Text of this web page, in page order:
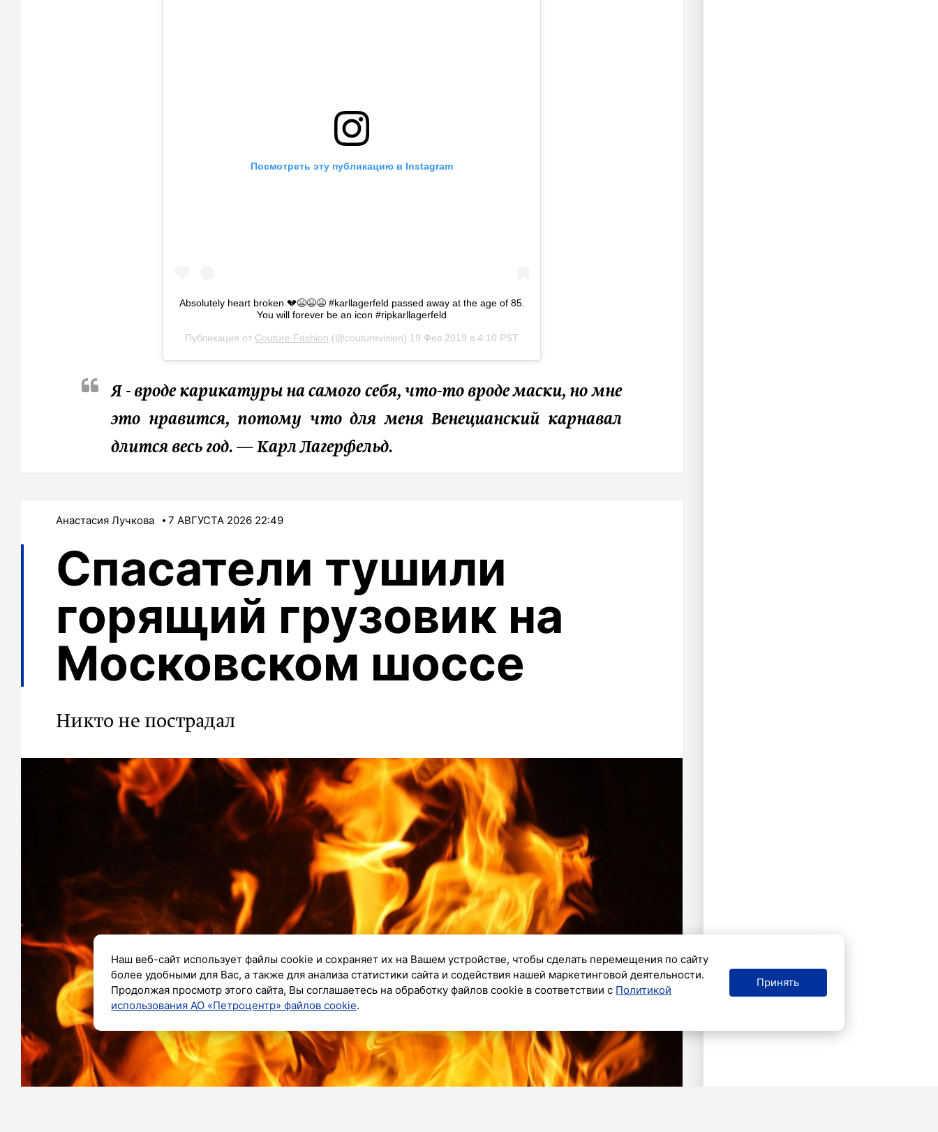
Посмотреть эту публикацию в Instagram
Absolutely heart broken 💔😫😫😫 #karllagerfeld passed away at the age of 85.
You will forever be an icon #ripkarllagerfeld
Публикация от Couture Fashion (@couturevision) 19 Фев 2019 в 4:10 PST
Я - вроде карикатуры на самого себя, что-то вроде маски, но мне
это нравится, потому что для меня Венецианский карнавал
длится весь год.—Карл Лагерфельд.
Анастасия Лучкова 7 АВГУСТА 2026 22:49
Спасатели тушили
горящий грузовик на
Московском шоссе
Никто не пострадал
Наш веб-сайт использует файлы cookie и сохраняет их на Вашем устройстве, чтобы сделать перемещения по сайту
более удобными для Вас, а также для анализа статистики сайта и содействия нашей маркетинговой деятельности.
Продолжая просмотр этого сайта, Вы соглашаетесь на обработку файлов cookie в соответствии с Политикой
использования АО «Петроцентр» файлов cookie.
Принять